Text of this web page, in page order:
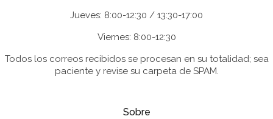
Jueves: 8:00-12:30 / 13:30-17:00
Viernes: 8:00-12:30
Todos los correos recibidos se procesan en su totalidad; sea
paciente y revise su carpeta de SPAM.
Sobre